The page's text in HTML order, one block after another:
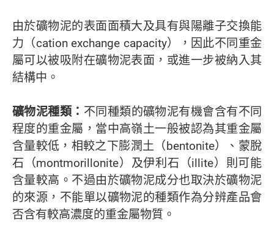
由於礦物泥的表面面積大及具有與陽離子交換能
力（cation exchange capacity），因此不同重金
屬可以被吸附在礦物泥表面，或進一步被納入其
結構中。
礦物泥種類： 不同種類的礦物泥有機會含有不同
程度的重金屬，當中高嶺土一般被認為其重金屬
含量較低，相較之下膨潤土（bentonite）、蒙脫
石（montmorillonite）及伊利石（illite）則可能
含量較高。不過由於礦物泥成分也取決於礦物泥
的來源，不能單以礦物泥的種類作為分辨產品會
否含有較高濃度的重金屬物質。